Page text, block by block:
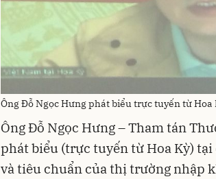
Ông Đỗ Ngọc Hưng phát biểu trực tuyến từ Hoa
Ông Đỗ Ngọc Hưng – Tham tán
phát biểu (trực tuyến từ Hoa Kỳ)
và tiêu chuẩn của thị trường nhập